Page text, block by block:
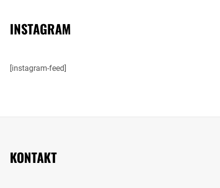
INSTAGRAM
[instagram-feed]
KONTAKT